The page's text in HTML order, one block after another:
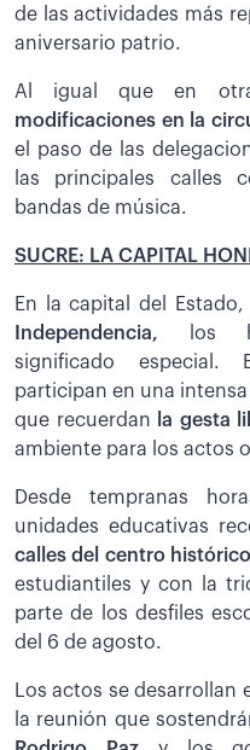
de las actividades más
aniversario patrio.
Al igual que en
modificaciones en la
el paso de las
las principales calles
bandas de música.
SUCRE: LA CAPITAL
En la capital del
Independencia, los
significado especial.
participan en una
que recuerdan
la gesta
ambiente para los actos
Desde tempranas
unidades educativas
calles del centro histórico
estudiantiles y con la
parte de los desfiles
del 6 de agosto.
Los actos se desarrollan
la reunión que